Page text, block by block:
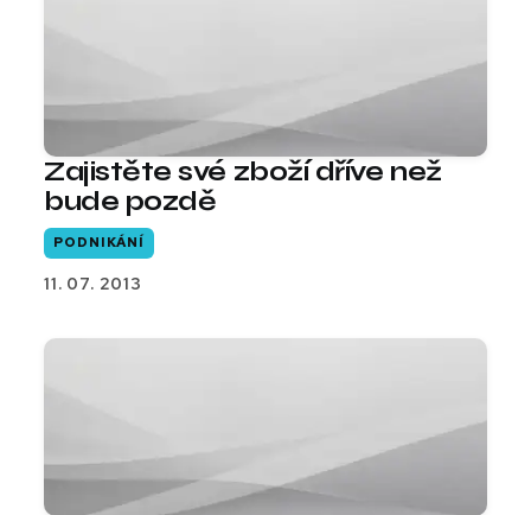
Zajistěte své zboží dříve než
bude pozdě
PODNIKÁNÍ
11. 07. 2013